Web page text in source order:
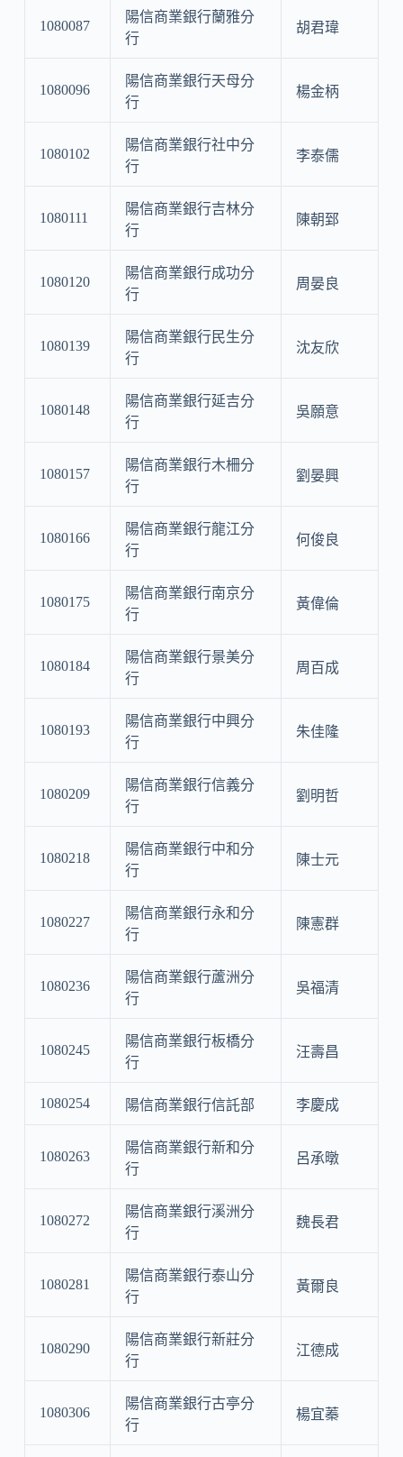
1080087
陽信商業銀行蘭雅分
行
胡君瑋
1080096
陽信商業銀行天母分
行
楊金柄
1080102
陽信商業銀行社中分
行
李泰儒
1080111
陽信商業銀行吉林分
行
陳朝郅
1080120
陽信商業銀行成功分
行
周晏良
1080139
陽信商業銀行民生分
行
沈友欣
1080148
陽信商業銀行延吉分
行
吳願意
1080157
陽信商業銀行木柵分
行
劉晏興
1080166
陽信商業銀行龍江分
行
何俊良
1080175
陽信商業銀行南京分
行
黃偉倫
1080184
陽信商業銀行景美分
行
周百成
1080193
陽信商業銀行中興分
行
朱佳隆
1080209
陽信商業銀行信義分
行
劉明哲
1080218
陽信商業銀行中和分
行
陳士元
1080227
陽信商業銀行永和分
行
陳憲群
1080236
陽信商業銀行蘆洲分
行
吳福清
1080245
陽信商業銀行板橋分
行
汪壽昌
1080254 陽信商業銀行信託部 李慶成
1080263
陽信商業銀行新和分
行
呂承暾
1080272
陽信商業銀行溪洲分
行
魏長君
1080281
陽信商業銀行泰山分
行
黃爾良
1080290
陽信商業銀行新莊分
行
江德成
1080306
陽信商業銀行古亭分
行
楊宜蓁